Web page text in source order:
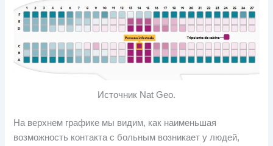
Источник Nat Geo.
На верхнем графике мы видим, как наименьшая
возможность контакта с больным возникает у людей,